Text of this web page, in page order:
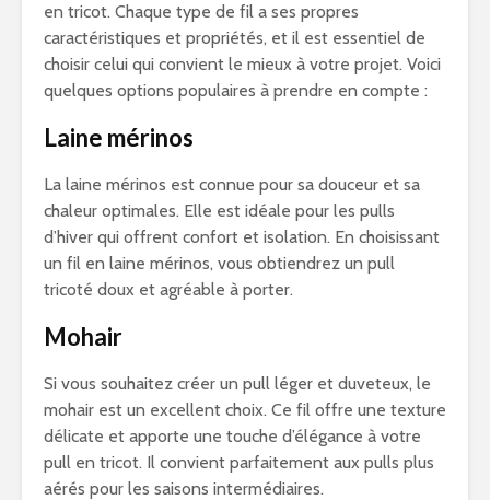
en tricot. Chaque type de fil a ses propres
caractéristiques et propriétés, et il est essentiel de
choisir celui qui convient le mieux à votre projet. Voici
quelques options populaires à prendre en compte :
Laine mérinos
La laine mérinos est connue pour sa douceur et sa
chaleur optimales. Elle est idéale pour les pulls
d’hiver qui offrent confort et isolation. En choisissant
un fil en laine mérinos, vous obtiendrez un pull
tricoté doux et agréable à porter.
Mohair
Si vous souhaitez créer un pull léger et duveteux, le
mohair est un excellent choix. Ce fil offre une texture
délicate et apporte une touche d’élégance à votre
pull en tricot. Il convient parfaitement aux pulls plus
aérés pour les saisons intermédiaires.